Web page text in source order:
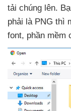
tải chúng lên.
phải là PNG thì
font, phần mềm